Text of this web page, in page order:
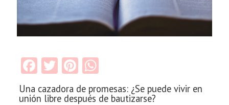
Facebook
TwitterPinterest
WhatsApp
Una cazadora de promesas: ¿Se puede vivir en
unión libre después de bautizarse?